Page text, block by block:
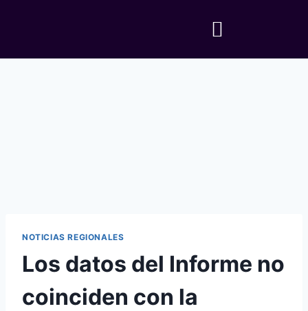
NOTICIAS REGIONALES
Los datos del Informe no
coinciden con la